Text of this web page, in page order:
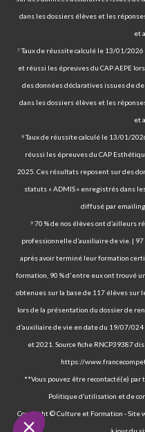
dans les dossiers élèves et les
et
⁷ Taux de réussite calculé le 13/01/
et réussi les épreuves du CAP AEPE
des données déclaratives issues de
dans les dossiers élèves et les
et
⁸ Taux de réussite calculé le 13/01/
réussi les épreuves du CAP
2025. Ces résultats reposent sur des
statuts « ADMIS » enregistrés dans
diffusé par
⁹ 70 % de nos élèves ont d’ailleurs
professionnelle d’auxiliaire de vie. |
après avoir terminé leur formation
formation, 90 % d'entre eux ont trouvé
obtenues sur la base de 117 élèves sur
lors de la présentation du dossier de
d’auxiliaire de vie en date du 19/07/
et 2021. Source fiche RNCP39387
https://
**Vous pouvez être recontacté(e) par
Politique d’utilisation et de
Copyright © Culture et Formation - Site